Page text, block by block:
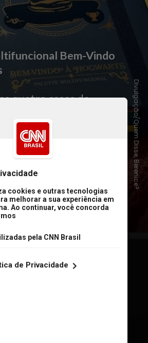
Bem-Vindo
quatro casas da
36 sombras
variados,
multifuncionais
que podem ser
blush ou iluminador
Divulgação/Quem Disse, Berenice?